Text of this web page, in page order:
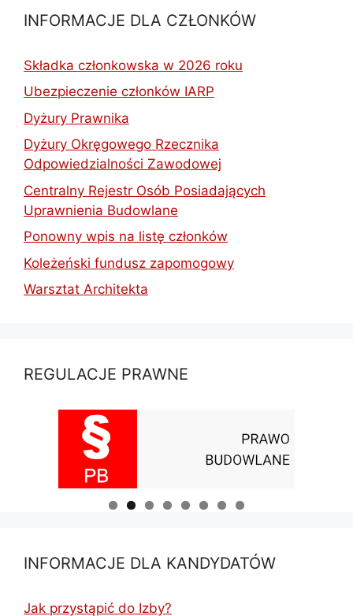
INFORMACJE DLA CZŁONKÓW
Składka członkowska w 2026 roku
Ubezpieczenie członków IARP
Dyżury Prawnika
Dyżury Okręgowego Rzecznika
Odpowiedzialności Zawodowej
Centralny Rejestr Osób Posiadających
Uprawnienia Budowlane
Ponowny wpis na listę członków
Koleżeński fundusz zapomogowy
Warsztat Architekta
REGULACJE PRAWNE
INFORMACJE DLA KANDYDATÓW
Jak przystąpić do Izby?